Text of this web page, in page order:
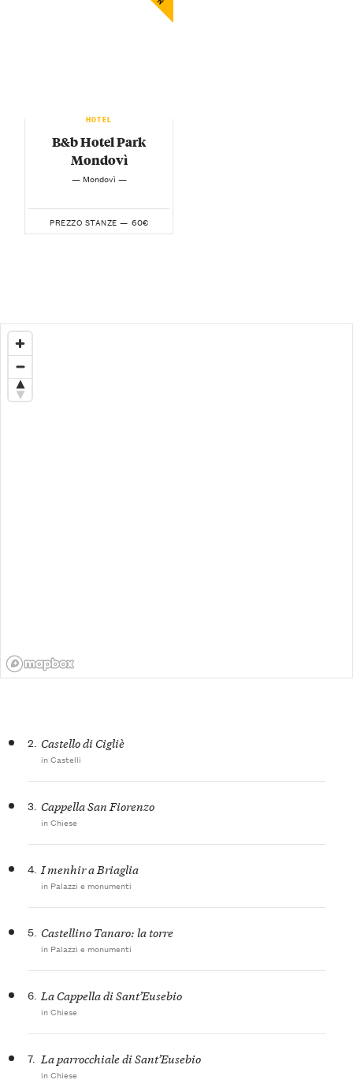
HOTEL
B&b Hotel Park
Mondovì
— Mondovì —
PREZZO STANZE — 60€
2. Castello di Cigliè
in Castelli
3. Cappella San Fiorenzo
in Chiese
4. I menhir a Briaglia
in Palazzi e monumenti
5. Castellino Tanaro: la torre
in Palazzi e monumenti
6. La Cappella di Sant’Eusebio
in Chiese
7. La parrocchiale di Sant’Eusebio
in Chiese